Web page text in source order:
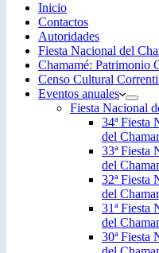
Inicio
Contactos
Autoridades
Fiesta Nacional del
Chamamé: Patrimonio
Censo Cultural
Eventos anuales
Fiesta Nacional
34ª Fiesta
del
33ª Fiesta
del
32ª Fiesta
del
31ª Fiesta
del
30ª Fiesta